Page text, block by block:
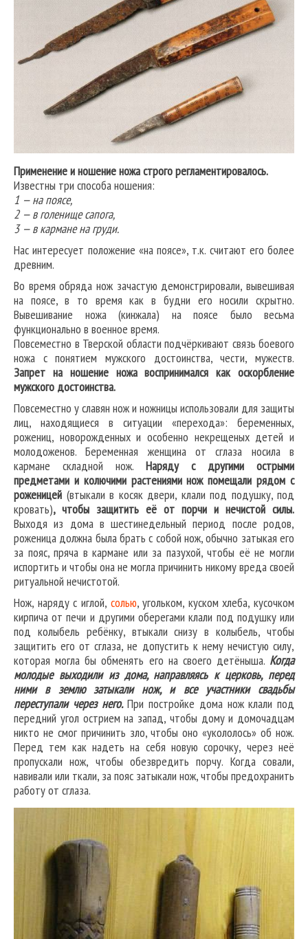
Применение и ношение ножа строго регламентировалось.
Известны три способа ношения:
1 — на поясе,
2 — в голенище сапога,
3 — в кармане на груди.
Нас интересует положение «на поясе», т.к. считают его более
древним.
Во время обряда нож зачастую демонстрировали, вывешивая
на поясе, в то время как в будни его носили скрытно.
Вывешивание ножа (кинжала) на поясе было весьма
функционально в военное время.
Повсеместно в Тверской области подчёркивают связь боевого
ножа с понятием мужского достоинства, чести, мужеств.
Запрет на ношение ножа воспринимался как оскорбление
мужского достоинства.
Повсеместно у славян нож и ножницы использовали для защиты
лиц, находящиеся в ситуации «перехода»: беременных,
рожениц, новорожденных и особенно некрещеных детей и
молодоженов. Беременная женщина от сглаза носила в
кармане складной нож. Наряду с другими острыми
предметами и колючими растениями нож помещали рядом с
роженицей (втыкали в косяк двери, клали под подушку, под
кровать), чтобы защитить её от порчи и нечистой силы.
Выходя из дома в шестинедельный период после родов,
роженица должна была брать с собой нож, обычно затыкая его
за пояс, пряча в кармане или за пазухой, чтобы её не могли
испортить и чтобы она не могла причинить никому вреда своей
ритуальной нечистотой.
Нож, наряду с иглой, солью, угольком, куском хлеба, кусочком
кирпича от печи и другими оберегами клали под подушку или
под колыбель ребёнку, втыкали снизу в колыбель, чтобы
защитить его от сглаза, не допустить к нему нечистую силу,
которая могла бы обменять его на своего детёныша. Когда
молодые выходили из дома, направляясь к церковь, перед
ними в землю затыкали нож, и все участники свадьбы
переступали через него.При постройке дома нож клали под
передний угол острием на запад, чтобы дому и домочадцам
никто не смог причинить зло, чтобы оно «укололось» об нож.
Перед тем как надеть на себя новую сорочку, через неё
пропускали нож, чтобы обезвредить порчу. Когда совали,
навивали или ткали, за пояс затыкали нож, чтобы предохранить
работу от сглаза.